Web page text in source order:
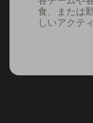
食、または
しいアクテ